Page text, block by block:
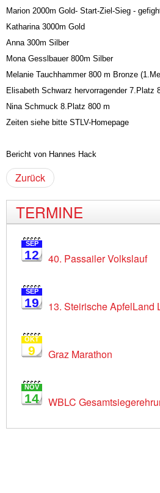
Marion 2000m Gold- Start-Ziel-Sieg -
Katharina 3000m Gold
Anna 300m Silber
Mona Gesslbauer 800m Silber
Melanie Tauchhammer 800 m Bronze
Elisabeth Schwarz hervorragender 7.Platz
Nina Schmuck 8.Platz 800 m
Zeiten siehe bitte STLV-Homepage
Bericht von Hannes Hack
Zurück
TERMINE
SEP
12 40. Passailer Volkslauf
SEP
19 13. Steirische ApfelLand
OKT
9 Graz Marathon
NOV
14 WBLC